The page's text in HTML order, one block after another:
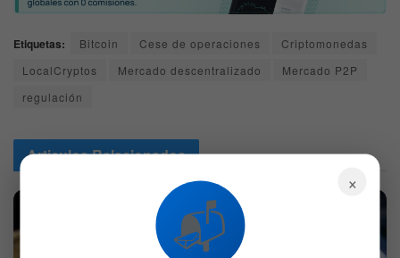
Etiquetas: Bitcoin Cese de operaciones
Criptomonedas
LocalCryptos
Mercado descentralizado
Mercado P2P
regulación
ArticulosRelacionados
×
📬